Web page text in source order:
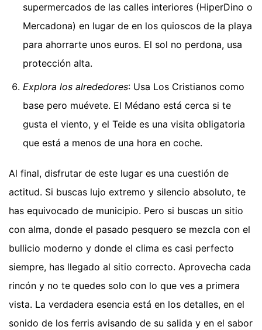
supermercados de las calles interiores (HiperDino o
Mercadona) en lugar de en los quioscos de la playa
para ahorrarte unos euros. El sol no perdona, usa
protección alta.
Explora los alrededores: Usa Los Cristianos como
base pero muévete. El Médano está cerca si te
gusta el viento, y el Teide es una visita obligatoria
que está a menos de una hora en coche.
Al final, disfrutar de este lugar es una cuestión de
actitud. Si buscas lujo extremo y silencio absoluto, te
has equivocado de municipio. Pero si buscas un sitio
con alma, donde el pasado pesquero se mezcla con el
bullicio moderno y donde el clima es casi perfecto
siempre, has llegado al sitio correcto. Aprovecha cada
rincón y no te quedes solo con lo que ves a primera
vista. La verdadera esencia está en los detalles, en el
sonido de los ferris avisando de su salida y en el sabor